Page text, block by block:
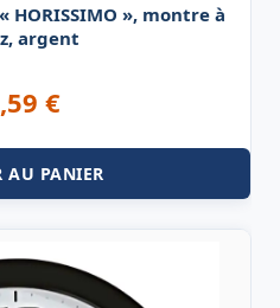
HORISSIMO », montre à
argent
€
AU PANIER